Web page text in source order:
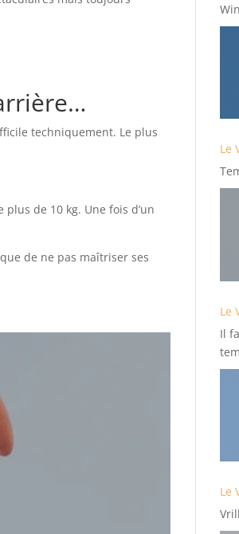
techniquement. Le plus
de 10 kg. Une fois d’un
de ne pas maîtriser ses
Le
Le
Il
Le